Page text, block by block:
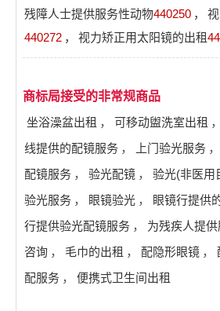
残障人士提供服务性动物440250 ，
440272 ， 视力矫正用太阳镜的出租
商标局接受的非常规商品
坐浴澡盆出租 ， 可移动盥洗室出租 ，
线提供的配镜服务 ， 上门验光服务 ，
配镜服务 ， 验光配镜 ， 验光(非医用
验光服务 ， 眼镜验光 ， 眼镜行提供
行提供验光配镜服务 ， 为残疾人提
咨询 ， 毛巾的出租 ， 配隐形眼镜 ，
配服务 ， 便携式卫生间出租